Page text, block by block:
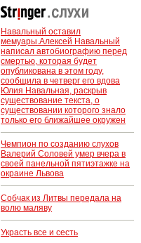
Навальный оставил
мемуары.Алексей Навальный
написал автобиографию перед
смертью, которая будет
опубликована в этом году,
сообщила в четверг его вдова
Юлия Навальная, раскрыв
существование текста, о
существовании которого знало
только его ближайшее окружен
Чемпион по созданию слухов
Валерий Соловей умер вчера в
своей панельной пятиэтажке на
окраине Львова
Собчак из Литвы передала на
волю маляву
Украсть все и сесть